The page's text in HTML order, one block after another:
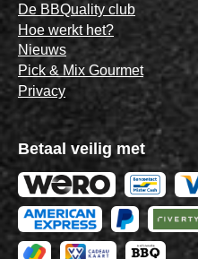
De BBQuality club
Hoe werkt het?
Nieuws
Pick & Mix Gourmet
Privacy
Betaal veilig met